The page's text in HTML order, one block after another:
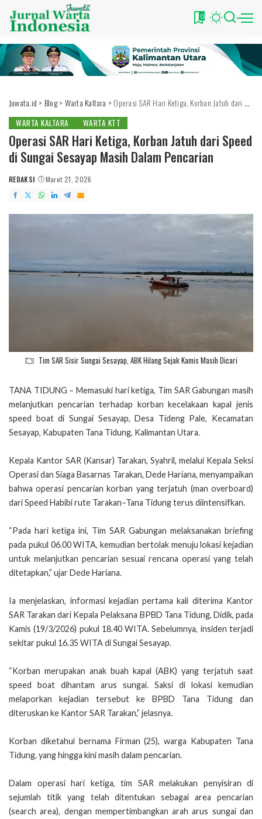
0
Juwata.id > Blog> Warta Kaltara > Operasi SAR Hari Ketiga, Korban Jatuh dari Speed di Sungai Sesayap Masih Dalam Pencarian
WARTA KALTARA WARTA KTT
Operasi SAR Hari Ketiga, Korban Jatuh dari Speed
di Sungai Sesayap Masih Dalam Pencarian
POSTED
BY
REDAKSI Maret 21, 2026
Tim SAR Sisir Sungai Sesayap, ABK Hilang Sejak Kamis Masih Dicari
TANA TIDUNG – Memasuki hari ketiga, Tim SAR Gabungan masih
melanjutkan pencarian terhadap korban kecelakaan kapal jenis
speed boat di Sungai Sesayap, Desa Tideng Pale, Kecamatan
Sesayap, Kabupaten Tana Tidung, Kalimantan Utara.
Kepala Kantor SAR (Kansar) Tarakan, Syahril, melalui Kepala Seksi
Operasi dan Siaga Basarnas Tarakan, Dede Hariana, menyampaikan
bahwa operasi pencarian korban yang terjatuh (man overboard)
dari Speed Habibi rute Tarakan–Tana Tidung terus diintensifkan.
“Pada hari ketiga ini, Tim SAR Gabungan melaksanakan briefing
pada pukul 06.00 WITA, kemudian bertolak menuju lokasi kejadian
untuk melanjutkan pencarian sesuai rencana operasi yang telah
ditetapkan,” ujar Dede Hariana.
Ia menjelaskan, informasi kejadian pertama kali diterima Kantor
SAR Tarakan dari Kepala Pelaksana BPBD Tana Tidung, Didik, pada
Kamis (19/3/2026) pukul 18.40 WITA. Sebelumnya, insiden terjadi
sekitar pukul 16.35 WITA di Sungai Sesayap.
“Korban merupakan anak buah kapal (ABK) yang terjatuh saat
speed boat dihantam arus sungai. Saksi di lokasi kemudian
melaporkan kejadian tersebut ke BPBD Tana Tidung dan
diteruskan ke Kantor SAR Tarakan,” jelasnya.
Korban diketahui bernama Firman (25), warga Kabupaten Tana
Tidung, yang hingga kini masih dalam pencarian.
Dalam operasi hari ketiga, tim SAR melakukan penyisiran di
sejumlah titik yang telah ditentukan sebagai area pencarian
(search area), dengan mempertimbangkan arah arus sungai dan